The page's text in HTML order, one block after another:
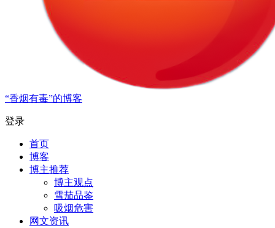
“香烟有毒”的博客
登录
首页
博客
博主推荐
博主观点
雪茄品鉴
吸烟危害
网文资讯